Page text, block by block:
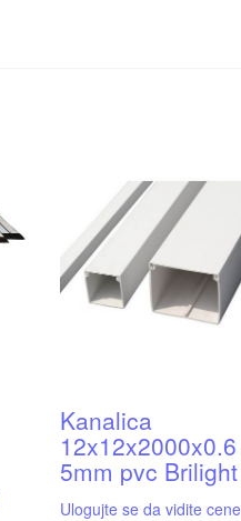
Kanalica
12x12x2000x0.6
5mm pvc Brilight
Ulogujte se da vidite cene